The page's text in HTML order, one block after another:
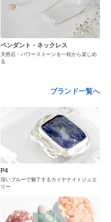
ペンダント・ネックレス
天然石・パワーストーンを一粒から楽しめ
る
ブランド一覧へ
P4
深いブルーで魅了するカイヤナイトジュエ
リー